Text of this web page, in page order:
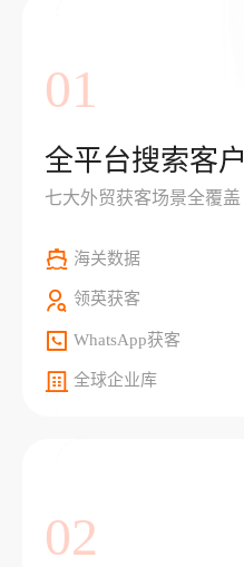
01
全平台搜索客户
七大外贸获客场景全覆盖
海关数据
领英获客
WhatsApp获客
全球企业库
02